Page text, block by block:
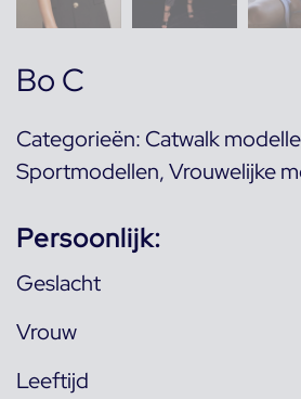
Bo C
Categorieën: Catwalk
Sportmodellen,Vrouwelijke
Persoonlijk:
Geslacht
Vrouw
Leeftijd